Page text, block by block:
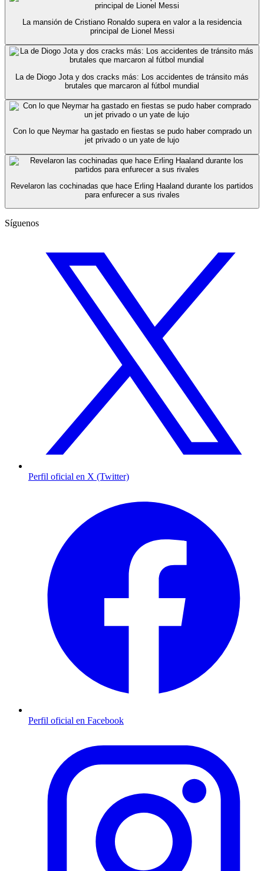
La mansión de Cristiano Ronaldo supera en valor a la residencia
principal de Lionel Messi
La de Diogo Jota y dos cracks más: Los accidentes de tránsito más
brutales que marcaron al fútbol mundial
Con lo que Neymar ha gastado en fiestas se pudo haber comprado un
jet privado o un yate de lujo
Revelaron las cochinadas que hace Erling Haaland durante los partidos
para enfurecer a sus rivales
Síguenos
Perfil oficial en X (Twitter)
Perfil oficial en Facebook